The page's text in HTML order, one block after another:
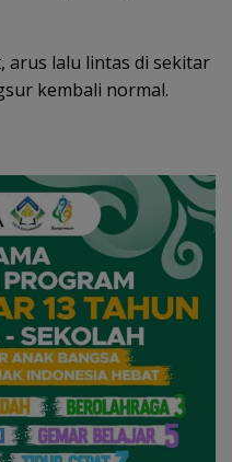
arus lalu lintas di sekitar
kembali normal.